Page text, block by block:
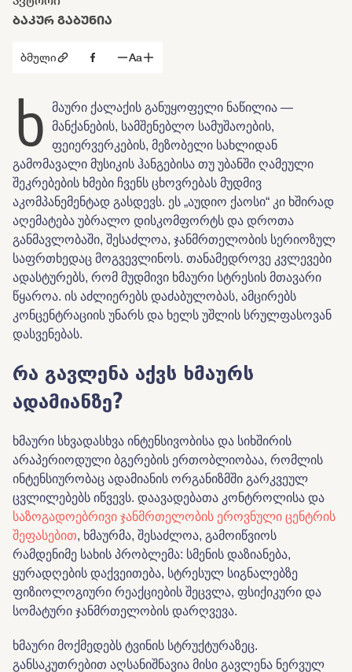
ᲑᲐᲙᲣᲠ ᲒᲐᲑᲣᲜᲘᲐ
ხ
მაური ქალაქის განუყოფელი ნაწილია —
მანქანების, სამშენებლო სამუშაოების,
ფეიერვერკების, მეზობელი სახლიდან
გამომავალი მუსიკის ჰანგებისა თუ უბანში ღამეული
შეკრებების ხმები ჩვენს ცხოვრებას მუდმივ
აკომპანემენტად გასდევს. ეს „აუდიო ქაოსი“ კი ხშირად
აღემატება უბრალო დისკომფორტს და დროთა
განმავლობაში, შესაძლოა, ჯანმრთელობის სერიოზულ
საფრთხედაც მოგვევლინოს. თანამედროვე კვლევები
ადასტურებს, რომ მუდმივი ხმაური სტრესის მთავარი
წყაროა. ის აძლიერებს დაძაბულობას, ამცირებს
კონცენტრაციის უნარს და ხელს უშლის სრულფასოვან
დასვენებას.
რა გავლენა აქვს ხმაურს
ადამიანზე?
ხმაური სხვადასხვა ინტენსივობისა და სიხშირის
არაპერიოდული ბგერების ერთობლიობაა, რომლის
ინტენსიურობაც ადამიანის ორგანიზმში გარკვეულ
ცვლილებებს იწვევს. დაავადებათა კონტროლისა და
საზოგადოებრივი ჯანმრთელობის ეროვნული ცენტრის
შეფასებით, ხმაურმა, შესაძლოა, გამოიწვიოს
რამდენიმე სახის პრობლემა: სმენის დაზიანება,
ყურადღების დაქვეითება, სტრესულ სიგნალებზე
ფიზიოლოგიური რეაქციების შეცვლა, ფსიქიკური და
სომატური ჯანმრთელობის დარღვევა.
ხმაური მოქმედებს ტვინის სტრუქტურაზეც.
განსაკუთრებით აღსანიშნავია მისი გავლენა ნერვულ
ბმული Aa